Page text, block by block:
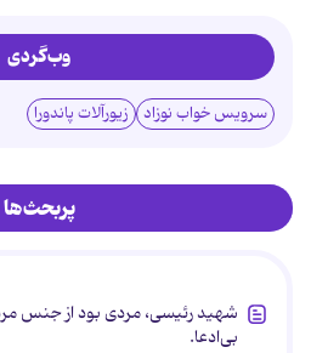
وب‌گردی
سرویس خواب نوزاد زیورآلات پاندورا
پربحث‌ها
شهید رئیسی، مردی بود از جنس
بی‌ادعا.